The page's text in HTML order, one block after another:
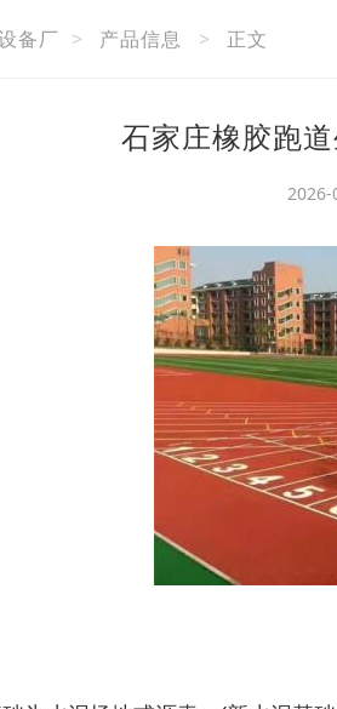
备厂 > 产品信息 > 正文
石家庄橡胶跑